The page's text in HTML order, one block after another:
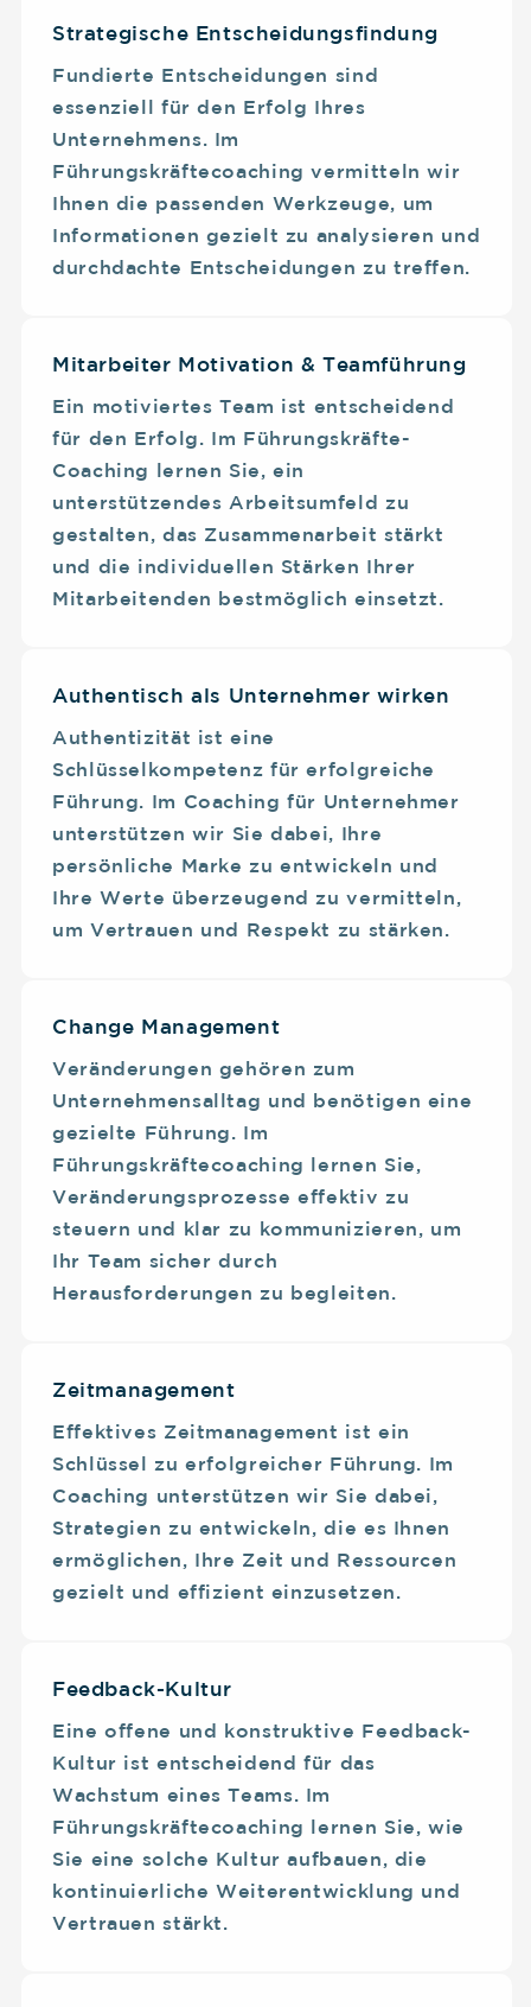
Strategische Entscheidungsfindung
Fundierte Entscheidungen sind
essenziell für den Erfolg Ihres
Unternehmens. Im
Führungskräftecoaching vermitteln wir
Ihnen die passenden Werkzeuge, um
Informationen gezielt zu analysieren und
durchdachte Entscheidungen zu treffen.
Mitarbeiter Motivation & Teamführung
Ein motiviertes Team ist entscheidend
für den Erfolg. Im Führungskräfte-
Coaching lernen Sie, ein
unterstützendes Arbeitsumfeld zu
gestalten, das Zusammenarbeit stärkt
und die individuellen Stärken Ihrer
Mitarbeitenden bestmöglich einsetzt.
Authentisch als Unternehmer wirken
Authentizität ist eine
Schlüsselkompetenz für erfolgreiche
Führung. Im Coaching für Unternehmer
unterstützen wir Sie dabei, Ihre
persönliche Marke zu entwickeln und
Ihre Werte überzeugend zu vermitteln,
um Vertrauen und Respekt zu stärken.
Change Management
Veränderungen gehören zum
Unternehmensalltag und benötigen eine
gezielte Führung. Im
Führungskräftecoaching lernen Sie,
Veränderungsprozesse effektiv zu
steuern und klar zu kommunizieren, um
Ihr Team sicher durch
Herausforderungen zu begleiten.
Zeitmanagement
Effektives Zeitmanagement ist ein
Schlüssel zu erfolgreicher Führung. Im
Coaching unterstützen wir Sie dabei,
Strategien zu entwickeln, die es Ihnen
ermöglichen, Ihre Zeit und Ressourcen
gezielt und effizient einzusetzen.
Feedback-Kultur
Eine offene und konstruktive Feedback-
Kultur ist entscheidend für das
Wachstum eines Teams. Im
Führungskräftecoaching lernen Sie, wie
Sie eine solche Kultur aufbauen, die
kontinuierliche Weiterentwicklung und
Vertrauen stärkt.